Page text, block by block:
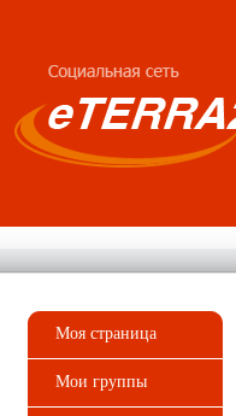
Моя страница
Мои группы